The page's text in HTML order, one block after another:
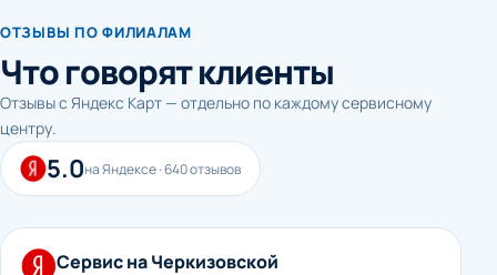
ОТЗЫВЫ ПО ФИЛИАЛАМ
Что говорят клиенты
Отзывы с Яндекс Карт — отдельно по каждому сервисному
центру.
5.0на Яндексе · 640 отзывов
Сервис на Черкизовской